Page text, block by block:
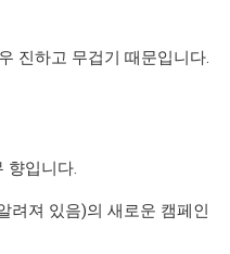
진하고 무겁기 때문입니다.
향입니다.
려져 있음)의 새로운 캠페인